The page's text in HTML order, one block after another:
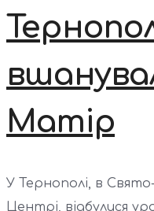
Матір
У Тернополі, в
Центрі, відбулися